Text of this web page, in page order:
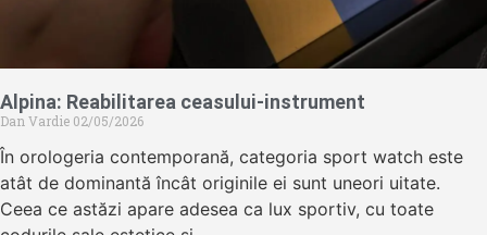
Alpina: Reabilitarea ceasului-instrument
Dan Vardie 02/05/2026
În orologeria contemporană, categoria sport watch este
atât de dominantă încât originile ei sunt uneori uitate.
Ceea ce astăzi apare adesea ca lux sportiv, cu toate